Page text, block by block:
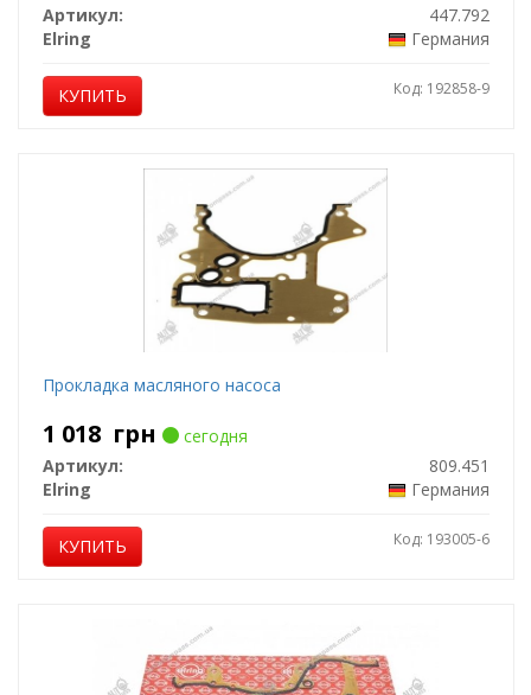
Артикул:
447.792
Elring
Германия
КУПИТЬ Код: 192858-9
Прокладка масляного насоса
1 018 грн
сегодня
Артикул:
809.451
Elring
Германия
КУПИТЬ Код: 193005-6